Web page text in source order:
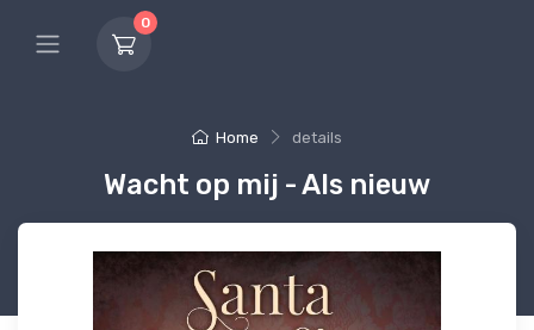
0
Home details
Wacht op mij - Als nieuw